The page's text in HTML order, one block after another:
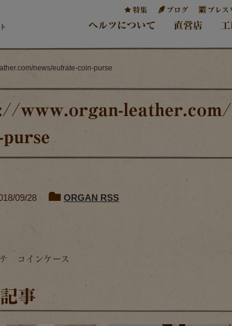
特集 ブログ プレス
ヘルツについて 直営店
news/eufrate-coin-purse
www.organ-
09/28 ORGAN RSS
コインケース
事